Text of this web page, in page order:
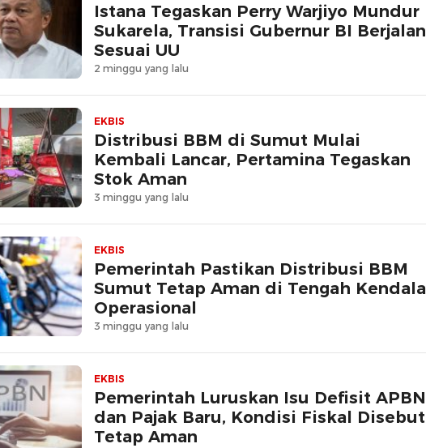
Istana Tegaskan Perry Warjiyo Mundur
Sukarela, Transisi Gubernur BI Berjalan
Sesuai UU
2 minggu yang lalu
EKBIS
Distribusi BBM di Sumut Mulai
Kembali Lancar, Pertamina Tegaskan
Stok Aman
3 minggu yang lalu
EKBIS
Pemerintah Pastikan Distribusi BBM
Sumut Tetap Aman di Tengah Kendala
Operasional
3 minggu yang lalu
EKBIS
Pemerintah Luruskan Isu Defisit APBN
dan Pajak Baru, Kondisi Fiskal Disebut
Tetap Aman